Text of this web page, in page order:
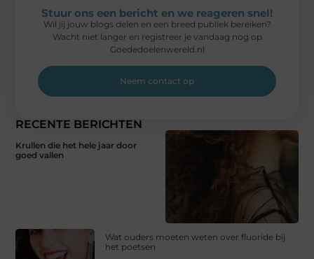
RECENTE BERICHTEN
Krullen die het hele jaar door
goed vallen
Wat ouders moeten weten over fluoride bij
het poetsen
Stuur ons een bericht en we reageren snel!
Wil jij jouw blogs delen en een breed publiek bereiken?
Wacht niet langer en registreer je vandaag nog op
Goededoelenwereld.nl
Neem contact op